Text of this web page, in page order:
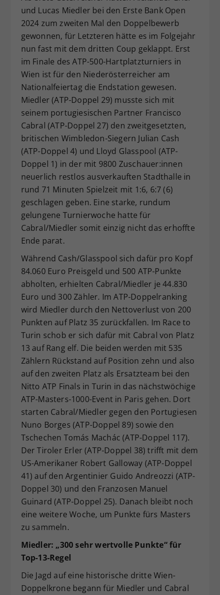
und Lucas Miedler bei den Erste Bank Open
2024 zum zweiten Mal den Doppelbewerb
gewonnen, für Letzteren hätte es im Folgejahr
nun fast mit dem dritten Coup geklappt. Erst
im Finale des ATP-500-Hartplatzturniers in
Wien ist für den Niederösterreicher am
Nationalfeiertag die Endstation gewesen.
Miedler (ATP-Doppel 29) musste sich mit
seinem portugiesischen Partner Francisco
Cabral (ATP-Doppel 27) den zweitgesetzten,
britischen Wimbledon-Siegern Julian Cash
(ATP-Doppel 4) und Lloyd Glasspool (ATP-
Doppel 1) in der mit 9800 Zuschauer:innen
neuerlich restlos ausverkauften Stadthalle in
rund 71 Minuten Spielzeit mit 1:6, 6:7 (6)
geschlagen geben. Eine starke, rundum
gelungene Turnierwoche hatte für
Cabral/Miedler somit einzig nicht das erhoffte
Ende parat.
Während Cash/Glasspool sich dafür pro Kopf
84.060 Euro Preisgeld und 500 ATP-Punkte
abholten, erhielten Cabral/Miedler je 44.830
Euro und 300 Zähler. Im ATP-Doppelranking
wird Miedler durch den Nettoverlust von 200
Punkten auf Platz 35 zurückfallen. Im Race to
Turin schob er sich dafür mit Cabral von Platz
13 auf Rang elf. Die beiden werden mit 535
Zählern Rückstand auf Position zehn und also
auf den zweiten Platz als Ersatzteam bei den
Nitto ATP Finals in Turin in das nächstwöchige
ATP-Masters-1000-Event in Paris gehen. Dort
starten Cabral/Miedler gegen den Portugiesen
Nuno Borges (ATP-Doppel 89) sowie den
Tschechen Tomás Machác (ATP-Doppel 117).
Der Tiroler Erler (ATP-Doppel 38) trifft mit dem
US-Amerikaner Robert Galloway (ATP-Doppel
41) auf den Argentinier Guido Andreozzi (ATP-
Doppel 30) und den Franzosen Manuel
Guinard (ATP-Doppel 25). Danach bleibt noch
eine weitere Woche, um Punkte fürs Masters
zu sammeln.
Miedler: „300 sehr wertvolle Punkte“ für
Top-13-Regel
Die Jagd auf eine historische dritte Wien-
Doppelkrone begann für Miedler und Cabral
Zweck
Dieser Wert speichert Ihre Consent-
Einstellungen. Unter anderem eine
zufällig generierte ID, für die
historische Speicherung Ihrer
vorgenommen Einstellungen, falls der
Webseiten-Betreiber dies eingestellt
hat.